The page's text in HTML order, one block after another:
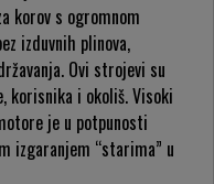
korov s ogromnom
izduvnih plinova,
Ovi strojevi su
korisnika i okoliš. Visoki
je u potpunosti
izgaranjem “starima” u